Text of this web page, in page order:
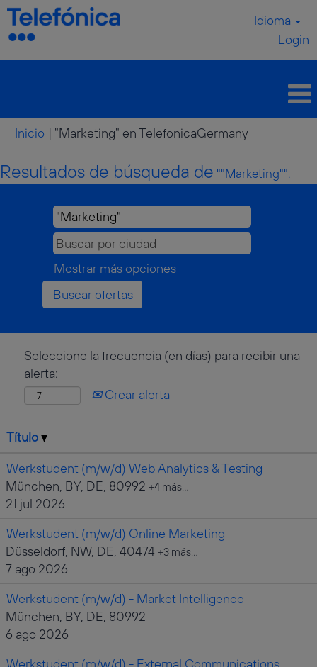
Idioma
Login
Inicio | "Marketing" en TelefonicaGermany
Resultados de búsqueda de ""Marketing"".
Mostrar más opciones
Seleccione la frecuencia (en días) para recibir una
alerta:
Crear alerta
Título
Werkstudent (m/w/d) Web Analytics & Testing
München, BY, DE, 80992 +4 más…
21 jul 2026
Werkstudent (m/w/d) Online Marketing
Düsseldorf, NW, DE, 40474 +3 más…
7 ago 2026
Werkstudent (m/w/d) - Market Intelligence
München, BY, DE, 80992
6 ago 2026